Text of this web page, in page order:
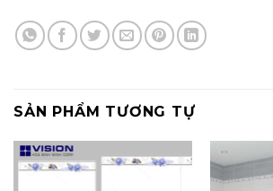
SẢN PHẨM TƯƠNG TỰ